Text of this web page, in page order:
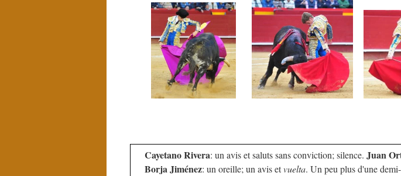
Cayetano Rivera: un avis et saluts sans conviction; silence. Juan
Borja Jiménez: un oreille; un avis etvuelta. Un peu plus d'une